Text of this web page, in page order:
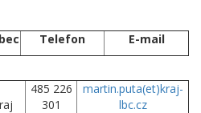
Telefon
E-mail
485 226
301
martin.puta(et)kraj-
lbc.cz